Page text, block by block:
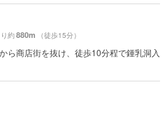
約880m （徒歩15分）
ら商店街を抜け、徒歩10分程で鍾乳洞入